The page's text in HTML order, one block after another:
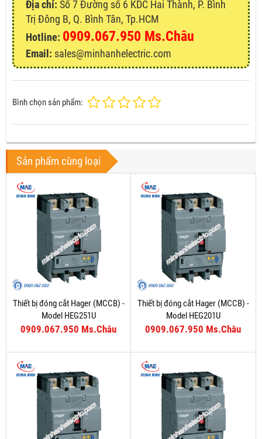
Địa chỉ: Số 7 Đường số 6 KDC Hai Thành, P. Bình
Trị Đông B, Q. Bình Tân, Tp.HCM
Hotline: 0909.067.950 Ms.Châu
Email: sales@minhanhelectric.com
Bình chọn sản phẩm:
Sản phẩm cùng loại
Thiết bị đóng cắt Hager (MCCB) -
Model HEG251U
0909.067.950 Ms.Châu
Thiết bị đóng cắt Hager (MCCB) -
Model HEG201U
0909.067.950 Ms.Châu